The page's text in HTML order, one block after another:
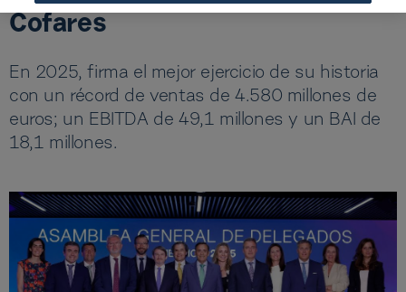
Cofares
En 2025, firma el mejor ejercicio de su historia
con un récord de ventas de 4.580 millones de
euros; un EBITDA de 49,1 millones y un BAI de
18,1 millones.